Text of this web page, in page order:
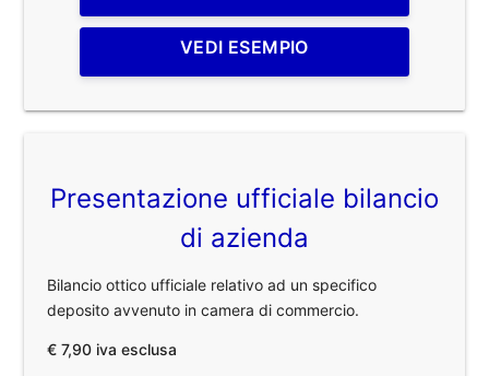
VEDI ESEMPIO
Presentazione ufficiale bilancio
di azienda
Bilancio ottico ufficiale relativo ad un specifico
deposito avvenuto in camera di commercio.
€ 7,90 iva esclusa